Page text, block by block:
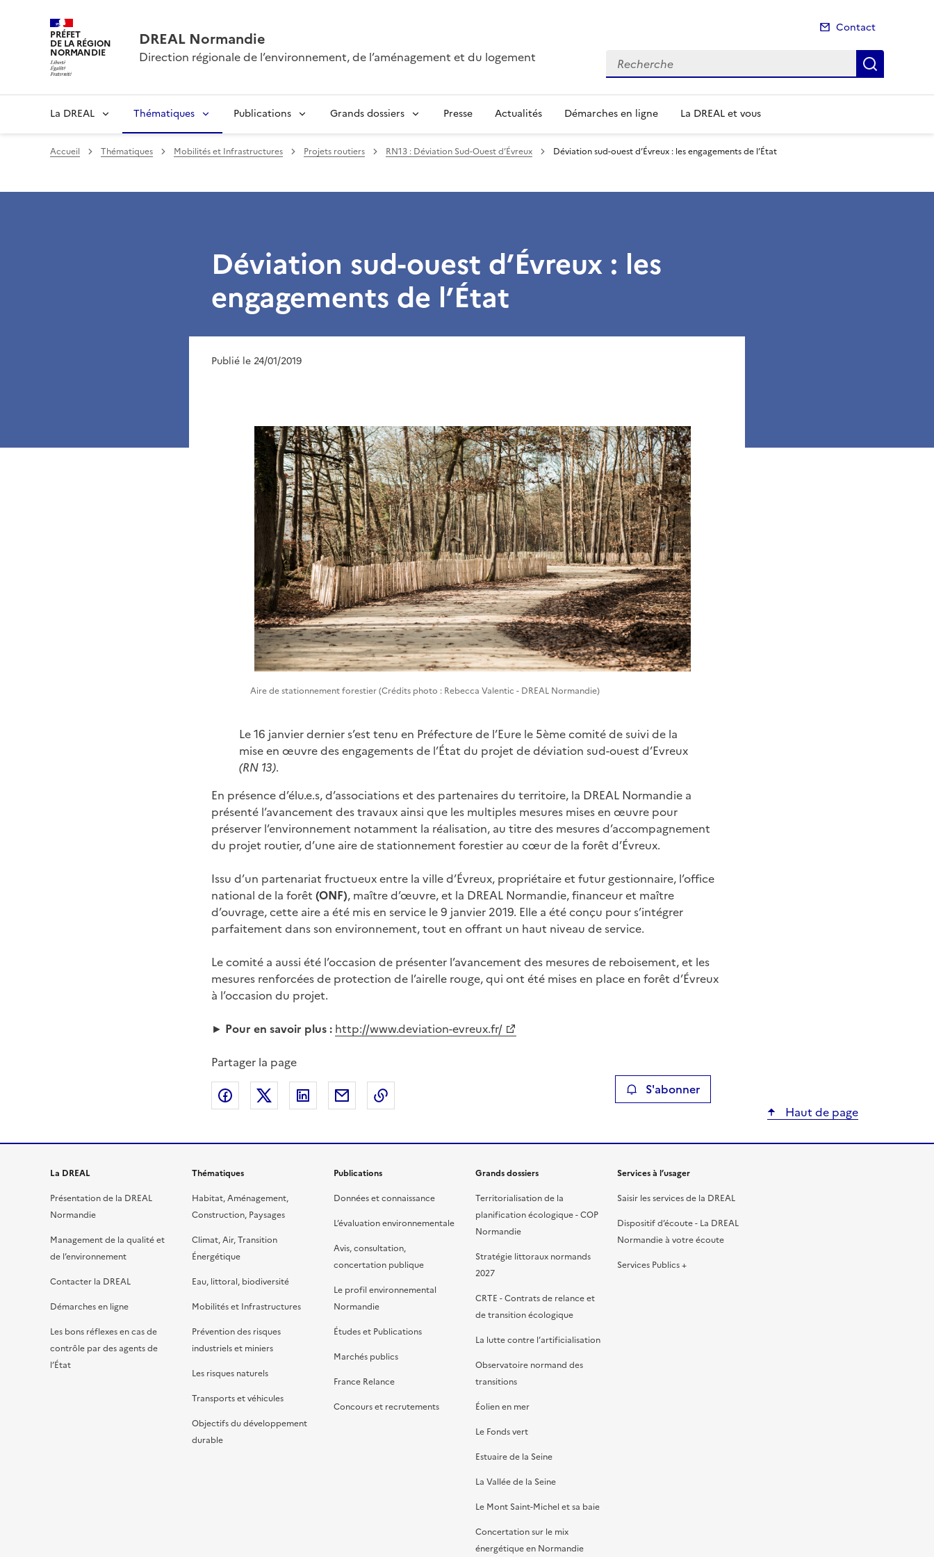
PRÉFET
DE LA RÉGION
NORMANDIE
DREAL Normandie
Direction régionale de l’environnement, de l’aménagement et du logement
Contact
Recherche
La DREAL Thématiques Publications Grands dossiers Presse Actualités Démarches en ligne La DREAL et vous
Accueil Thématiques Mobilités et Infrastructures Projets routiers RN13 : Déviation Sud-Ouest d’Évreux Déviation sud-ouest d’Évreux : les engagements de l’État
Déviation sud-ouest d’Évreux : les
engagements de l’État
Publié le 24/01/2019
Aire de stationnement forestier (Crédits photo : Rebecca Valentic - DREAL Normandie)
Le 16 janvier dernier s’est tenu en Préfecture de l’Eure le 5ème comité de suivi de la
mise en œuvre des engagements de l’État du projet de déviation sud-ouest d’Evreux
(RN 13).
En présence d’élu.e.s, d’associations et des partenaires du territoire, la DREAL Normandie a
présenté l’avancement des travaux ainsi que les multiples mesures mises en œuvre pour
préserver l’environnement notamment la réalisation, au titre des mesures d’accompagnement
du projet routier, d’une aire de stationnement forestier au cœur de la forêt d’Évreux.
Issu d’un partenariat fructueux entre la ville d’Évreux, propriétaire et futur gestionnaire, l’office
national de la forêt (ONF), maître d’œuvre, et la DREAL Normandie, financeur et maître
d’ouvrage, cette aire a été mis en service le 9 janvier 2019. Elle a été conçu pour s’intégrer
parfaitement dans son environnement, tout en offrant un haut niveau de service.
Le comité a aussi été l’occasion de présenter l’avancement des mesures de reboisement, et les
mesures renforcées de protection de l’airelle rouge, qui ont été mises en place en forêt d’Évreux
à l’occasion du projet.
► Pour en savoir plus : http://www.deviation-evreux.fr/
Partager la page
Partager sur Facebook
Partager sur XPartager sur LinkedIn
Partager par emailCopier le lien de la page dans le presse-papier S'abonner
Haut de page
La DREAL
Présentation de la DREAL
Normandie
Management de la qualité et
de l’environnement
Contacter la DREAL
Démarches en ligne
Les bons réflexes en cas de
contrôle par des agents de
l’État
Thématiques
Habitat, Aménagement,
Construction, Paysages
Climat, Air, Transition
Énergétique
Eau, littoral, biodiversité
Mobilités et Infrastructures
Prévention des risques
industriels et miniers
Les risques naturels
Transports et véhicules
Objectifs du développement
durable
Publications
Données et connaissance
L’évaluation environnementale
Avis, consultation,
concertation publique
Le profil environnemental
Normandie
Études et Publications
Marchés publics
France Relance
Concours et recrutements
Grands dossiers
Territorialisation de la
planification écologique - COP
Normandie
Stratégie littoraux normands
2027
CRTE - Contrats de relance et
de transition écologique
La lutte contre l’artificialisation
Observatoire normand des
transitions
Éolien en mer
Le Fonds vert
Estuaire de la Seine
La Vallée de la Seine
Le Mont Saint-Michel et sa baie
Concertation sur le mix
énergétique en Normandie
Services à l’usager
Saisir les services de la DREAL
Dispositif d’écoute - La DREAL
Normandie à votre écoute
Services Publics +